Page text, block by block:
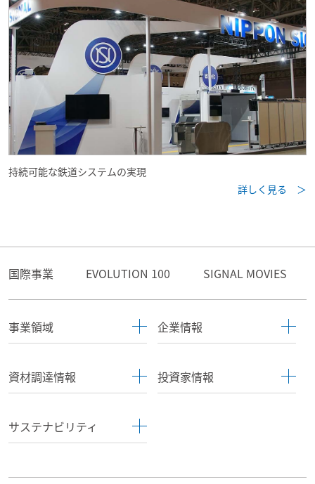
持続可能な鉄道システムの実現
詳しく見る ＞
国際事業 EVOLUTION 100 SIGNAL MOVIES
事業領域 企業情報
資材調達情報 投資家情報
サステナビリティ